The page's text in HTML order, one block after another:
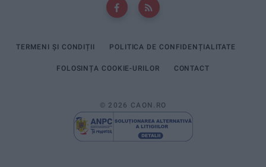
TERMENI ȘI CONDIȚII POLITICA DE CONFIDENȚIALITATE
FOLOSINȚA COOKIE-URILOR CONTACT
© 2026 CAON.RO